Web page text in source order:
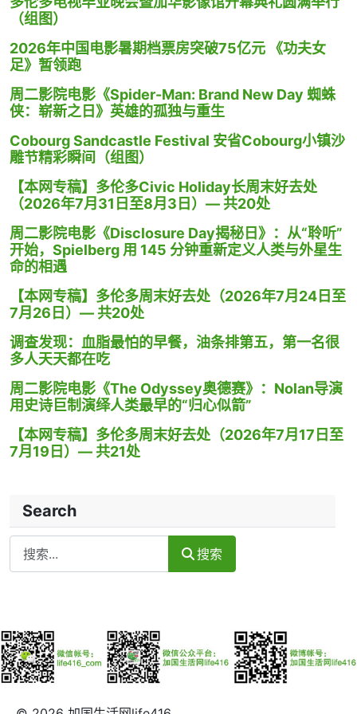
（组图）
2026年中国电影暑期档票房突破75亿元 《功夫女
足》暂领跑
周二影院电影《Spider-Man: Brand New Day 蜘蛛
侠：崭新之日》英雄的孤独与重生
Cobourg Sandcastle Festival 安省Cobourg小镇沙
雕节精彩瞬间（组图）
【本网专稿】多伦多Civic Holiday长周末好去处
（2026年7月31日至8月3日）— 共20处
周二影院电影《Disclosure Day揭秘日》：从“聆听”
开始，Spielberg 用 145 分钟重新定义人类与外星生
命的相遇
【本网专稿】多伦多周末好去处（2026年7月24日至
7月26日）— 共20处
调查发现：血脂最怕的早餐，油条排第五，第一名很
多人天天都在吃
周二影院电影《The Odyssey奥德赛》：Nolan导演
用史诗巨制演绎人类最早的“归心似箭”
【本网专稿】多伦多周末好去处（2026年7月17日至
7月19日）— 共21处
Search
Search
搜索